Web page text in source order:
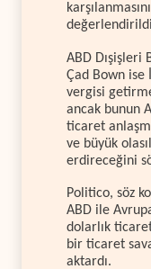
ABD Dışişleri
Çad Bown
vergisi
ancak bunun
ticaret
ve büyük
erdireceğini
Politico, söz
ABD ile
dolarlık
bir ticaret
aktardı.